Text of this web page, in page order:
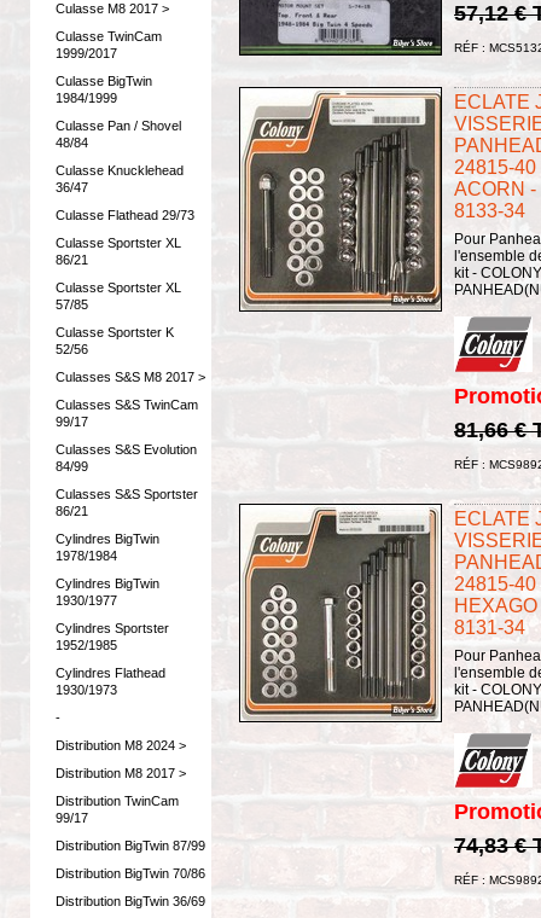
Culasse M8 2017 >
Culasse TwinCam
1999/2017
Culasse BigTwin
1984/1999
Culasse Pan / Shovel
48/84
Culasse Knucklehead
36/47
Culasse Flathead 29/73
Culasse Sportster XL
86/21
Culasse Sportster XL
57/85
Culasse Sportster K
52/56
Culasses S&S M8 2017 >
Culasses S&S TwinCam
99/17
Culasses S&S Evolution
84/99
Culasses S&S Sportster
86/21
Cylindres BigTwin
1978/1984
Cylindres BigTwin
1930/1977
Cylindres Sportster
1952/1985
Cylindres Flathead
1930/1973
-
Distribution M8 2024 >
Distribution M8 2017 >
Distribution TwinCam
99/17
Distribution BigTwin 87/99
Distribution BigTwin 70/86
Distribution BigTwin 36/69
57,12 €
RÉF :
ECLATE
24815-40
ACORN -
8133-34
Pour
l'ensemble
kit -
81,66 €
RÉF :
ECLATE
24815-40
8131-34
Pour
l'ensemble
kit -
74,83 €
RÉF :